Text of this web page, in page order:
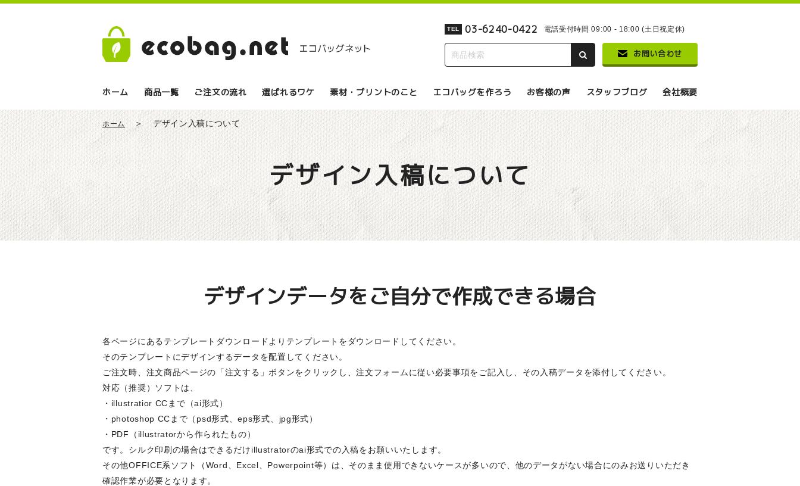
TEL 03-6240-0422 電話受付時間 09:00 - 18:00 (土日祝定休)
お問い合わせ
ホーム 商品一覧 ご注文の流れ 選ばれるワケ 素材・プリントのこと エコバッグを作ろう お客様の声 スタッフブログ 会社概要
ホーム デザイン入稿について
デザイン入稿について
デザインデータをご自分で作成できる場合
各ページにあるテンプレートダウンロードよりテンプレートをダウンロードしてください。
そのテンプレートにデザインするデータを配置してください。
ご注文時、注文商品ページの「注文する」ボタンをクリックし、注文フォームに従い必要事項をご記入し、その入稿データを添付してください。
対応（推奨）ソフトは、
・illustratior CCまで（ai形式）
・photoshop CCまで（psd形式、eps形式、jpg形式）
・PDF（illustratorから作られたもの）
です。シルク印刷の場合はできるだけillustratorのai形式での入稿をお願いいたします。
その他OFFICE系ソフト（Word、Excel、Powerpoint等）は、そのまま使用できないケースが多いので、他のデータがない場合にのみお送りいただき
確認作業が必要となります。